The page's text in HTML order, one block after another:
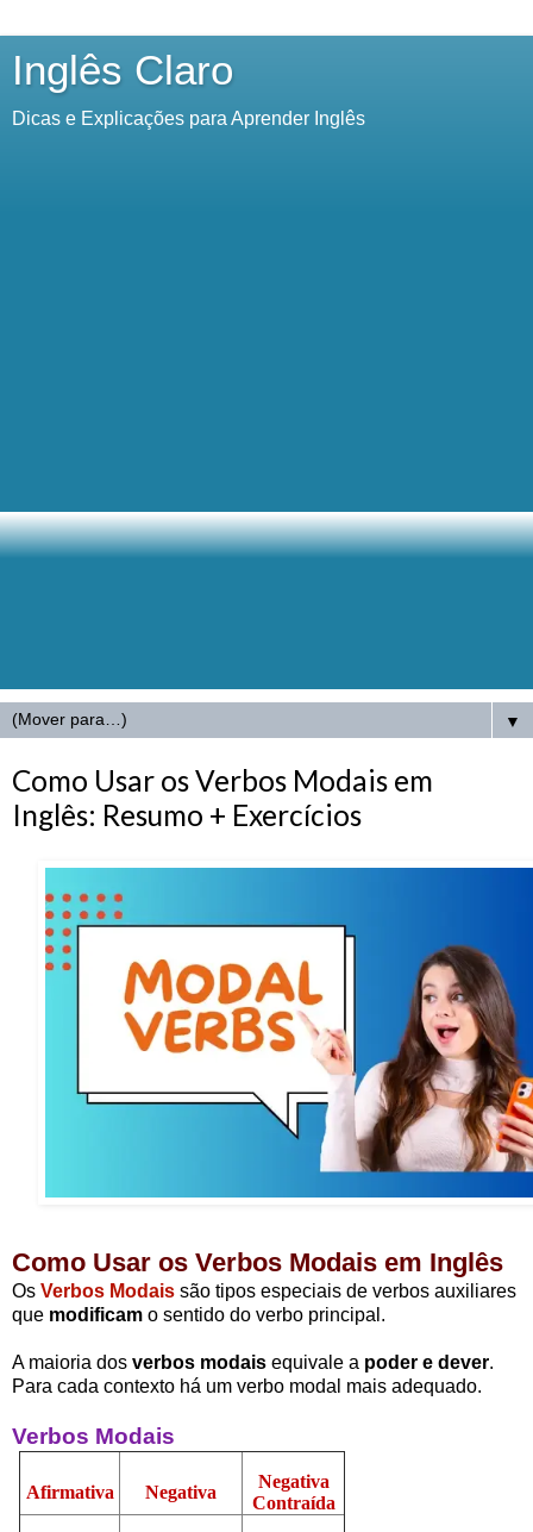
Inglês Claro
Dicas e Explicações para Aprender Inglês
▼
Como Usar os Verbos Modais em
Inglês: Resumo + Exercícios
Como Usar os Verbos Modais em Inglês
Os Verbos Modais são tipos especiais de verbos auxiliares
que modificam o sentido do verbo principal.
A maioria dos verbos modais equivale a poder e dever.
Para cada contexto há um verbo modal mais adequado.
Verbos Modais
Afirmativa Negativa
Negativa
Contraída